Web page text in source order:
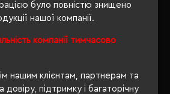
було повністю знищено
нашої компанії.
компанії тимчасово
нашим клієнтам, партнерам та
довіру, підтримку і багаторічну